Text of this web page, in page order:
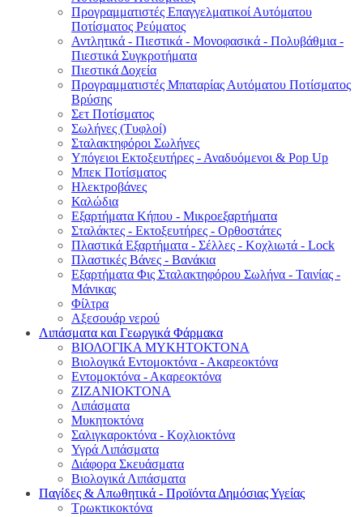
Προγραμματιστές Επαγγελματικοί Αυτόματου
Ποτίσματος Ρεύματος
Αντλητικά - Πιεστικά - Μονοφασικά - Πολυβάθμια -
Πιεστικά Συγκροτήματα
Πιεστικά Δοχεία
Προγραμματιστές Μπαταρίας Αυτόματου Ποτίσματος
Βρύσης
Σετ Ποτίσματος
Σωλήνες (Τυφλοί)
Σταλακτηφόροι Σωλήνες
Υπόγειοι Εκτοξευτήρες - Αναδυόμενοι & Pop Up
Μπεκ Ποτίσματος
Ηλεκτροβάνες
Καλώδια
Εξαρτήματα Κήπου - Μικροεξαρτήματα
Σταλάκτες - Εκτοξευτήρες - Ορθοστάτες
Πλαστικά Εξαρτήματα - Σέλλες - Κοχλιωτά - Lock
Πλαστικές Βάνες - Βανάκια
Εξαρτήματα Φις Σταλακτηφόρου Σωλήνα - Ταινίας -
Μάνικας
Φίλτρα
Αξεσουάρ νερού
Λιπάσματα και Γεωργικά Φάρμακα
ΒΙΟΛΟΓΙΚΑ ΜΥΚΗΤΟΚΤΟΝΑ
Βιολογικά Εντομοκτόνα - Ακαρεοκτόνα
Εντομοκτόνα - Ακαρεοκτόνα
ΖΙΖΑΝΙΟΚΤΟΝΑ
Λιπάσματα
Μυκητοκτόνα
Σαλιγκαροκτόνα - Κοχλιοκτόνα
Υγρά Λιπάσματα
Διάφορα Σκευάσματα
Βιολογικά Λιπάσματα
Παγίδες & Απωθητικά - Προϊόντα Δημόσιας Υγείας
Τρωκτικοκτόνα